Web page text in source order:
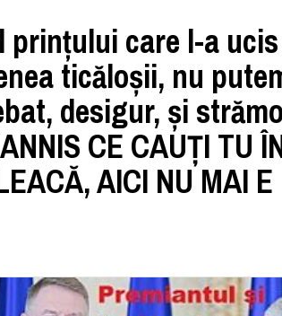
care l-a
ticăloșii, nu
desigur, și
CE CAUȚI TU
AICI NU MAI E